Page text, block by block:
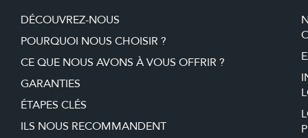
DÉCOUVREZ-NOUS
POURQUOI NOUS CHOISIR ?
CE QUE NOUS AVONS À VOUS OFFRIR ?
GARANTIES
ÉTAPES CLÉS
ILS NOUS RECOMMANDENT